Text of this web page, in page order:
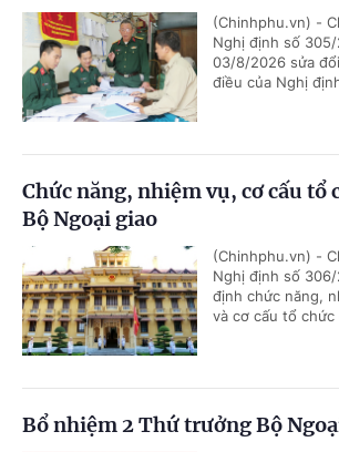
(Chinhphu.vn) -
Nghị định số
03/8/2026 sửa
điều của Nghị
Chức năng, nhiệm vụ, cơ cấu tổ
Bộ Ngoại giao
(Chinhphu.vn) -
Nghị định số
định chức năng,
và cơ cấu tổ chức
Bổ nhiệm 2 Thứ trưởng Bộ